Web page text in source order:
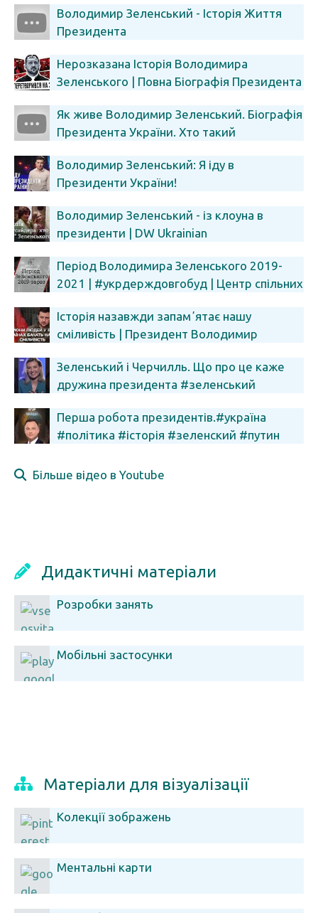
Володимир Зеленський - Історія Життя
Президента
Нерозказана Історія Володимира
Зеленського | Повна Біографія Президента
Як живе Володимир Зеленський. Біографія
Президента України. Хто такий
Володимир Зеленський: Я іду в
Президенти України!
Володимир Зеленський - із клоуна в
президенти | DW Ukrainian
Період Володимира Зеленського 2019-
2021 | #укрдерждовгобуд | Центр спільних
Історія назавжди запамʼятає нашу
сміливість | Президент Володимир
Зеленський і Черчилль. Що про це каже
дружина президента #зеленський
Перша робота президентів.#україна
#політика #історія #зеленский #путин
Більше відео в Youtube
Дидактичні матеріали
Розробки занять
Мобільні застосунки
Матеріали для візуалізації
Колекції зображень
Ментальні карти